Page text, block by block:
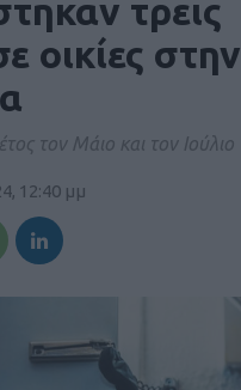
τρεις
οικίες στην
τον Μάιο και τον Ιούλιο
12:40 μμ